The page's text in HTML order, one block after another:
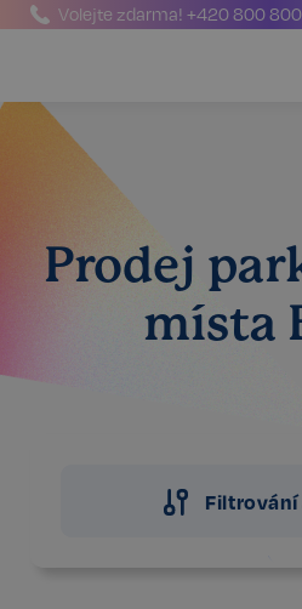
Volejte zdarma!+420 800
Prodej
místa
Filtrování